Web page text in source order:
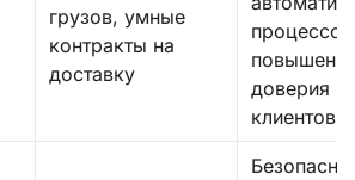
грузов, умные
контракты на
доставку
доверия
клиентов